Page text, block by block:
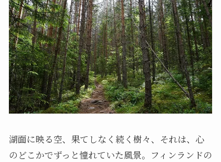
湖面に映る空、果てしなく続く樹々、それは、心
のどこかでずっと憧れていた風景。フィンランドの